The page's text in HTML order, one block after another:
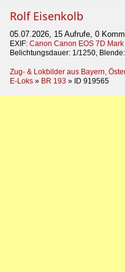
Rolf Eisenkolb
05.07.2026, 15 Aufrufe, 0
EXIF: Canon Canon EOS 7D Mark
Belichtungsdauer: 1/1250,
Zug- & Lokbilder aus Bayern,
E-Loks » BR 193 » ID 919565